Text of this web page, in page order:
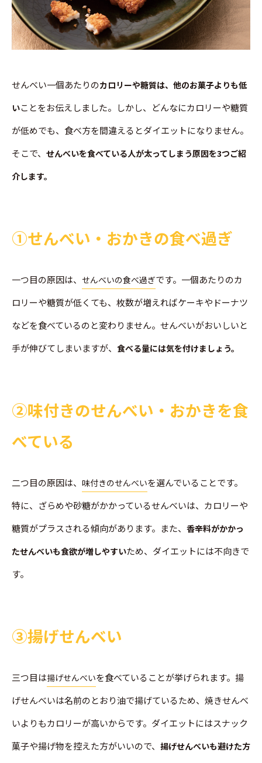
せんべい一個あたりのカロリーや糖質は、他のお菓子よりも低
いことをお伝えしました。しかし、どんなにカロリーや糖質
が低めでも、食べ方を間違えるとダイエットになりません。
そこで、 せんべいを食べている人が太ってしまう原因を3つご紹
介します。
➀せんべい・おかきの食べ過ぎ
一つ目の原因は、 せんべいの食べ過ぎです。一個あたりのカ
ロリーや糖質が低くても、枚数が増えればケーキやドーナツ
などを食べているのと変わりません。せんべいがおいしいと
手が伸びてしまいますが、 食べる量には気を付けましょう。
➁味付きのせんべい・おかきを食
べている
二つ目の原因は、 味付きのせんべいを選んでいることです。
特に、ざらめや砂糖がかかっているせんべいは、カロリーや
糖質がプラスされる傾向があります。また、 香辛料がかかっ
たせんべいも食欲が増しやすいため、ダイエットには不向きで
す。
➂揚げせんべい
三つ目は揚げせんべいを食べていることが挙げられます。揚
げせんべいは名前のとおり油で揚げているため、焼きせんべ
いよりもカロリーが高いからです。ダイエットにはスナック
菓子や揚げ物を控えた方がいいので、 揚げせんべいも避けた方